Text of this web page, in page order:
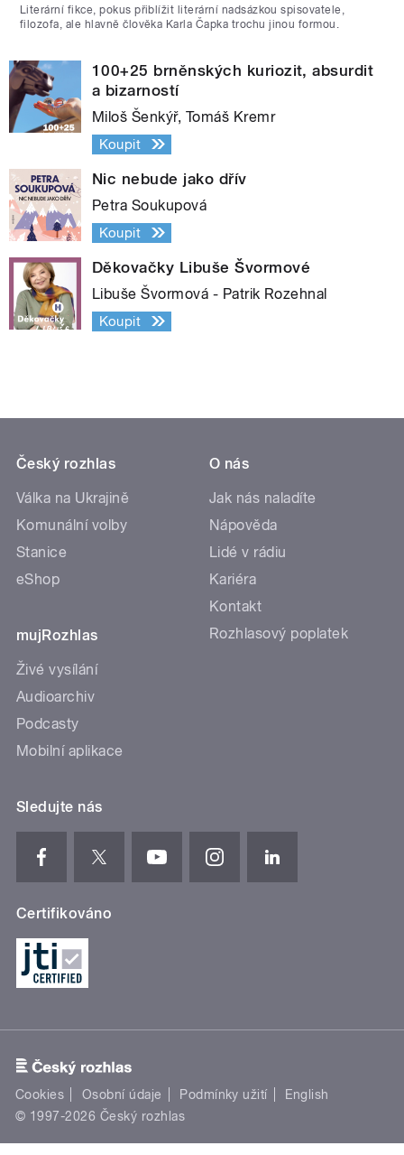
Literární fikce, pokus přiblížit literární nadsázkou spisovatele,
filozofa, ale hlavně člověka Karla Čapka trochu jinou formou.
100+25 brněnských kuriozit, absurdit
a bizarností
Miloš Šenkýř, Tomáš Kremr
Koupit
Nic nebude jako dřív
Petra Soukupová
Koupit
Děkovačky Libuše Švormové
Libuše Švormová - Patrik Rozehnal
Koupit
Český rozhlas
Válka na Ukrajině
Komunální volby
Stanice
eShop
mujRozhlas
Živé vysílání
Audioarchiv
Podcasty
Mobilní aplikace
O nás
Jak nás naladíte
Nápověda
Lidé v rádiu
Kariéra
Kontakt
Rozhlasový poplatek
Sledujte nás
Certifikováno
Cookies Osobní údaje Podmínky užití
English
© 1997-2026 Český rozhlas